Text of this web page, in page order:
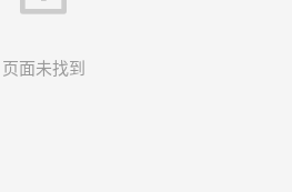
页面未找到